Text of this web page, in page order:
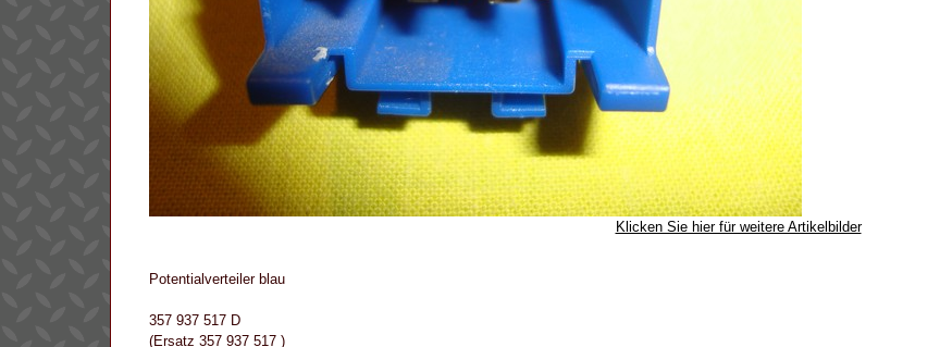
Klicken Sie hier für weitere Artikelbilder
Potentialverteiler blau
357 937 517 D
(Ersatz 357 937 517 )